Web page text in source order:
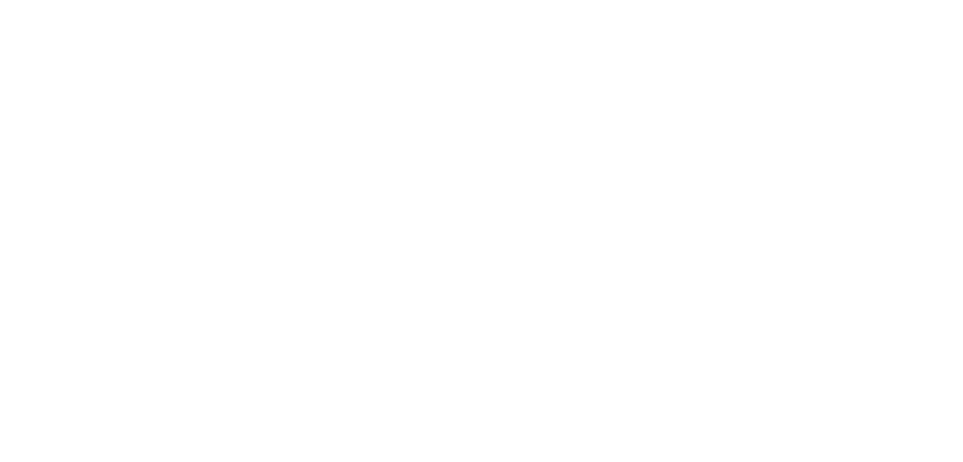
annunci, per fornire funzionalità dei social media e per analizzare il nostro traffico.
il nostro sito con i nostri partner social, pubblicitari e analitici, i quali possono